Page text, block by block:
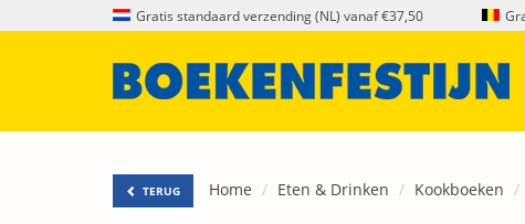
Gratis standaard verzending (NL) vanaf €37,50
TERUG Home Eten & Drinken Kookboeken